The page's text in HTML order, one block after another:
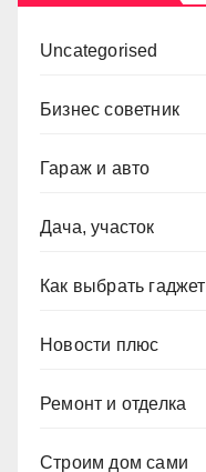
Uncategorised
Бизнес советник
Гараж и авто
Дача, участок
Как выбрать гаджет
Новости плюс
Ремонт и отделка
Строим дом сами